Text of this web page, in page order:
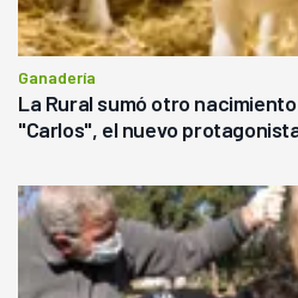
Ganadería
La Rural sumó otro
"Carlos", el nuevo